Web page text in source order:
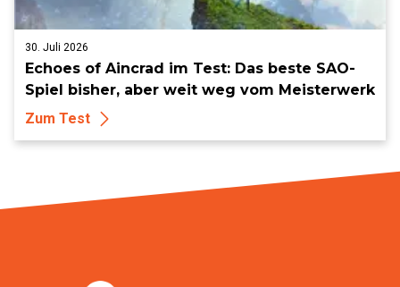
30. Juli 2026
Echoes of Aincrad im Test: Das beste SAO-
Spiel bisher, aber weit weg vom Meisterwerk
Zum Test